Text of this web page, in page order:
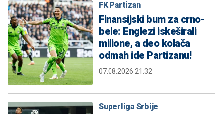
FK Partizan
Finansijski bum za crno-
bele: Englezi iskeširali
milione, a deo kolača
odmah ide Partizanu!
07.08.2026 21:32
Superliga Srbije